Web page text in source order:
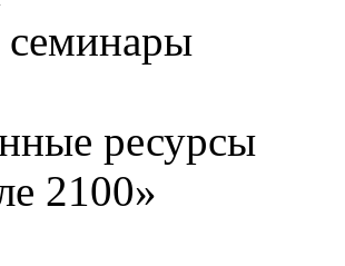
ресурсы
2100»